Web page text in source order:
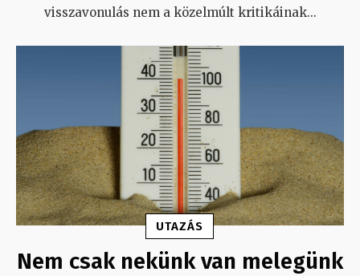
visszavonulás nem a közelmúlt kritikáinak...
UTAZÁS
Nem csak nekünk van melegünk